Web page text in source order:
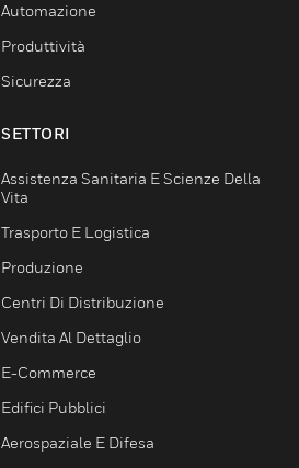
Automazione
Produttività
Sicurezza
SETTORI
Assistenza Sanitaria E Scienze Della
Vita
Trasporto E Logistica
Produzione
Centri Di Distribuzione
Vendita Al Dettaglio
E-Commerce
Edifici Pubblici
Aerospaziale E Difesa